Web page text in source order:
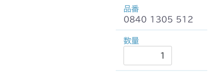
0840 1305 512